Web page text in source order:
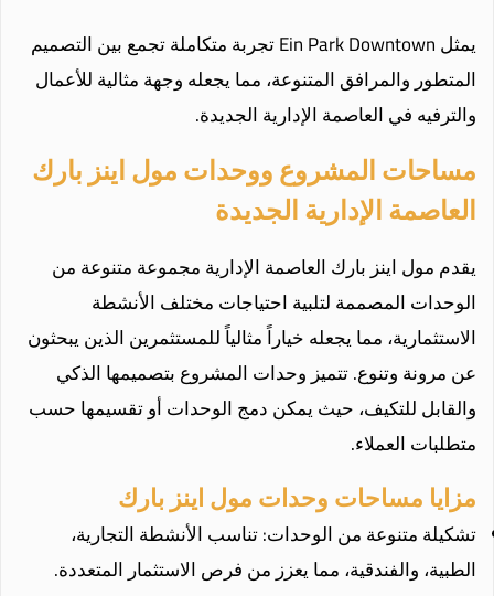
يمثل Ein Park Downtown تجربة متكاملة تجمع بين التصميم
المتطور والمرافق المتنوعة، مما يجعله وجهة مثالية للأعمال
والترفيه في العاصمة الإدارية الجديدة.
مساحات المشروع ووحدات مول اينز بارك
العاصمة الإدارية الجديدة
يقدم مول اينز بارك العاصمة الإدارية مجموعة متنوعة من
الوحدات المصممة لتلبية احتياجات مختلف الأنشطة
الاستثمارية، مما يجعله خياراً مثالياً للمستثمرين الذين يبحثون
عن مرونة وتنوع. تتميز وحدات المشروع بتصميمها الذكي
والقابل للتكيف، حيث يمكن دمج الوحدات أو تقسيمها حسب
متطلبات العملاء.
مزايا مساحات وحدات مول اينز بارك
تشكيلة متنوعة من الوحدات: تناسب الأنشطة التجارية،
الطبية، والفندقية، مما يعزز من فرص الاستثمار المتعددة.